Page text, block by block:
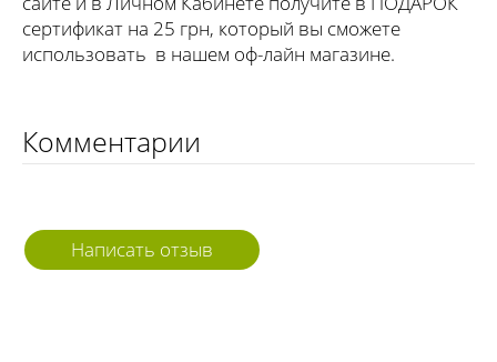
сертификат на 25 грн, который вы сможете
использовать в нашем оф-лайн магазине.
Комментарии
Написать отзыв